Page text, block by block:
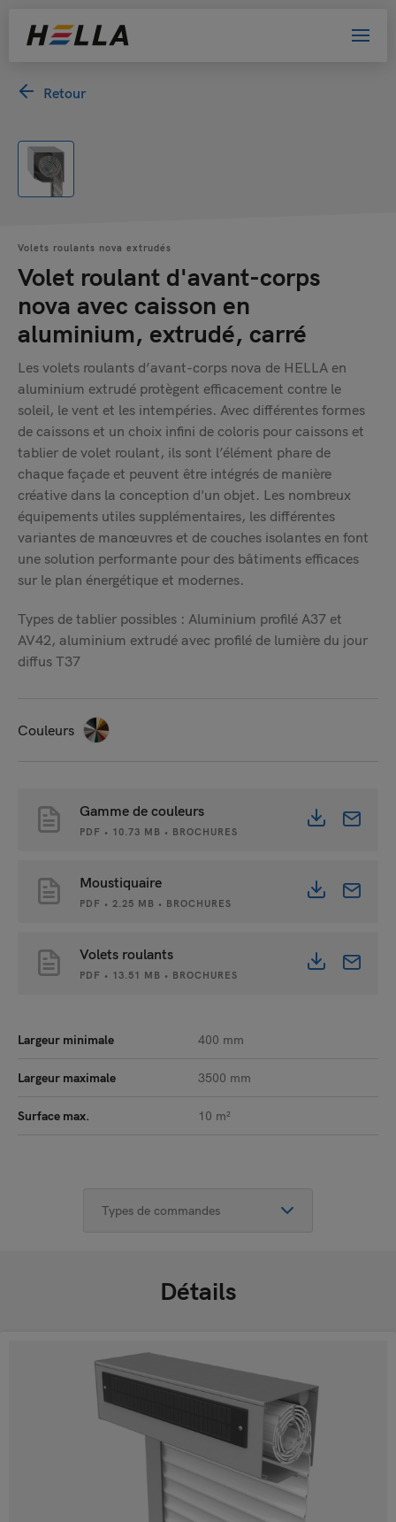
Retour
Volets roulants nova extrudés
Volet roulant d'avant-corps
nova avec caisson en
aluminium, extrudé, carré
Les volets roulants d’avant-corps nova de HELLA en
aluminium extrudé protègent efficacement contre le
soleil, le vent et les intempéries. Avec différentes formes
de caissons et un choix infini de coloris pour caissons et
tablier de volet roulant, ils sont l’élément phare de
chaque façade et peuvent être intégrés de manière
créative dans la conception d'un objet. Les nombreux
équipements utiles supplémentaires, les différentes
variantes de manœuvres et de couches isolantes en font
une solution performante pour des bâtiments efficaces
sur le plan énergétique et modernes.
Types de tablier possibles : Aluminium profilé A37 et
AV42, aluminium extrudé avec profilé de lumière du jour
diffus T37
Couleurs
Gamme de couleurs
PDF • 10.73 MB • BROCHURES
Moustiquaire
PDF • 2.25 MB • BROCHURES
Volets roulants
PDF • 13.51 MB • BROCHURES
Largeur minimale 400 mm
Largeur maximale 3500 mm
Surface max. 10 m²
Détails